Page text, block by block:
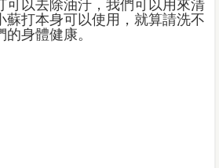
可以去除油汙，我們可以用來清
蘇打本身可以使用，就算請洗不
身體健康。